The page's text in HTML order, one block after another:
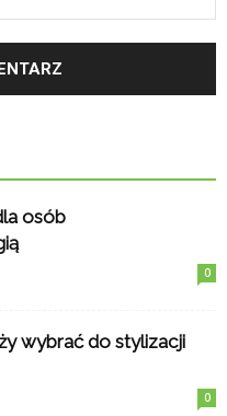
osób
0
wybrać do stylizacji
0